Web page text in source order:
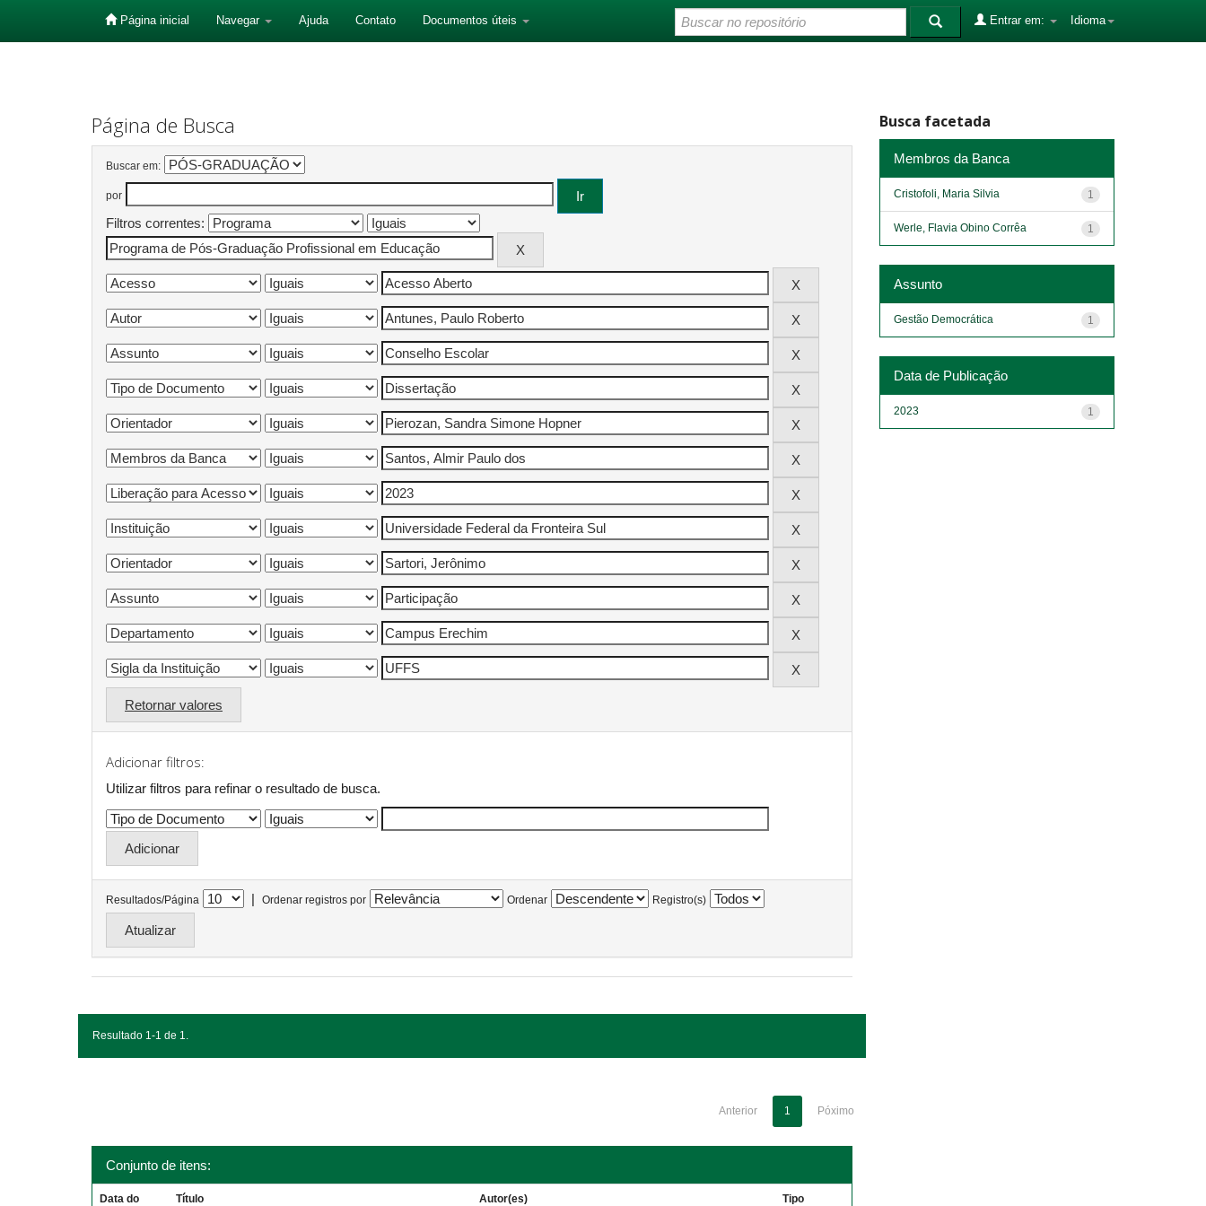
Página inicial Navegar Ajuda Contato Documentos úteis Idioma
Entrar em:
Página de Busca
Buscar em:
por
Filtros correntes:
Retornar valores
Adicionar filtros:
Utilizar filtros para refinar o resultado de busca.
Resultados/Página | Ordenar registros por Ordenar Registro(s)
Resultado 1-1 de 1.
Anterior 1 Póximo
Conjunto de itens:
Data do Título Autor(es) Tipo
Busca facetada
Membros da Banca
1
Cristofoli, Maria Silvia
1
Werle, Flavia Obino Corrêa
Assunto
1
Gestão Democrática
Data de Publicação
1
2023